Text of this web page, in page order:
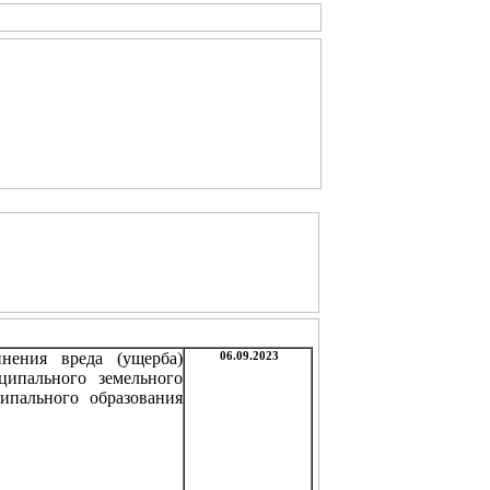
вреда (ущерба)
земельного
образования
06.09.2023